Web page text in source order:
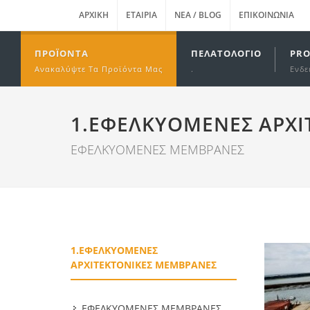
ΑΡΧΙΚΉ ΕΤΑΙΡΊΑ ΝΈΑ / BLOG ΕΠΙΚΟΙΝΩΝΊΑ
ΠΡΟΪΌΝΤΑ
Ανακαλύψτε Τα Προϊόντα Μας
ΠΕΛΑΤΟΛΌΓΙΟ
.
1.ΕΦΕΛΚΥΟΜΕΝΕΣ
ΕΦΕΛΚΥΟΜΕΝΕΣ ΜΕΜΒΡΑΝΕΣ
1.ΕΦΕΛΚΥΟΜΕΝΕΣ
ΑΡΧΙΤΕΚΤΟΝΙΚΕΣ ΜΕΜΒΡΑΝΕΣ